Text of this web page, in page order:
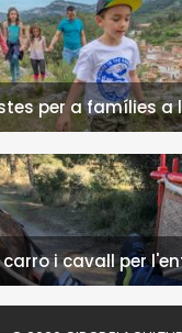
per a famílies a
l'Infant i la Vall de
carro i cavall per